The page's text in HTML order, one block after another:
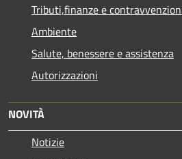
Tributi,finanze e
Ambiente
Salute, benessere e assistenza
Autorizzazioni
NOVITÀ
Notizie